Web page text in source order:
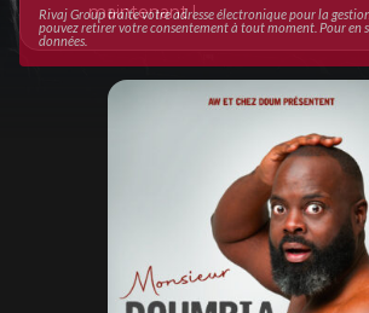
Rivaj Group traite votre adresse électronique pour la
pouvez retirer votre consentement à tout moment. Pour en
données.
maintenant !